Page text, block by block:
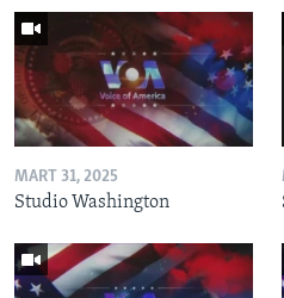
MART 31, 2025
Studio Washington